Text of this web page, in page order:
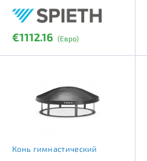
€1112.16 (Евро)
Конь гимнастический